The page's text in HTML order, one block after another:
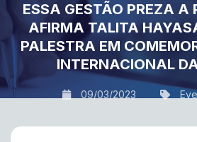
ESSA GESTÃO PREZA A
AFIRMA TALITA
PALESTRA EM
INTERNACIONAL
09/03/2023